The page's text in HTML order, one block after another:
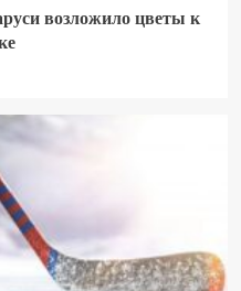
возложило цветы к